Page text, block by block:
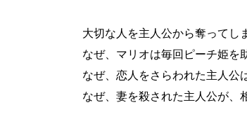
大切な人を主人公から奪ってし
なぜ、マリオは毎回ピーチ姫を
なぜ、恋人をさらわれた主人公
なぜ、妻を殺された主人公が、